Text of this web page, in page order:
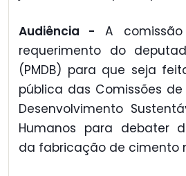
Audiência - A
requerimento do
(PMDB) para que seja
pública das Comissões
Desenvolvimento
Humanos para debater
da fabricação de cimento